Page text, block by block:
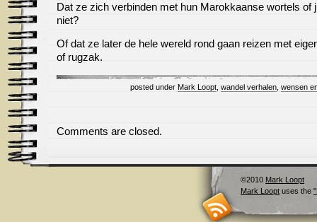
Dat ze zich verbinden met hun Marokkaanse wortels of
niet?
Of dat ze later de hele wereld rond gaan reizen met
of rugzak.
posted under Mark Loopt wandel verhalen wensen
Comments are closed.
©2010 Mark Loopt
Mark Loopt uses the